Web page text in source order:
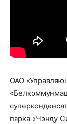
ОАО
парка «Чэнду